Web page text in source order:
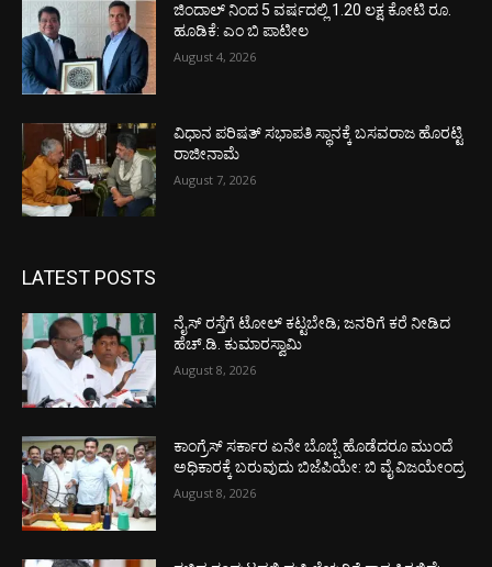
ಜಿಂದಾಲ್ ನಿಂದ 5 ವರ್ಷದಲ್ಲಿ 1.20 ಲಕ್ಷ ಕೋಟಿ ರೂ.
ಹೂಡಿಕೆ: ಎಂ ಬಿ ಪಾಟೀಲ
August 4, 2026
ವಿಧಾನ ಪರಿಷತ್ ಸಭಾಪತಿ ಸ್ಥಾನಕ್ಕೆ ಬಸವರಾಜ ಹೊರಟ್ಟಿ
ರಾಜೀನಾಮೆ
August 7, 2026
LATEST POSTS
ನೈಸ್ ರಸ್ತೆಗೆ ಟೋಲ್ ಕಟ್ಟಬೇಡಿ; ಜನರಿಗೆ ಕರೆ ನೀಡಿದ
ಹೆಚ್.ಡಿ. ಕುಮಾರಸ್ವಾಮಿ
August 8, 2026
ಕಾಂಗ್ರೆಸ್ ಸರ್ಕಾರ ಏನೇ ಬೊಬ್ಬೆ ಹೊಡೆದರೂ ಮುಂದೆ
ಅಧಿಕಾರಕ್ಕೆ ಬರುವುದು ಬಿಜೆಪಿಯೇ: ಬಿ ವೈ ವಿಜಯೇಂದ್ರ
August 8, 2026